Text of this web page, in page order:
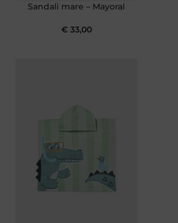
Sandali mare – Mayoral
€33,00